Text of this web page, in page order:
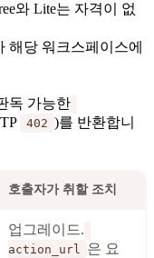
와 Lite는 자격이 없
해당 워크스페이스에
독 가능한
402 )를 반환합니
호출자가 취할 조치
업그레이드.
action_url
은 요